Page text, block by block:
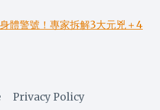
體警號！專家拆解3大元兇＋4
Privacy Policy